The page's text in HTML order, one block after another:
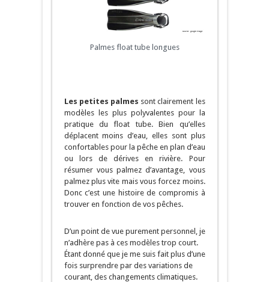
Palmes float tube longues
Les petites palmes sont clairement les
modèles les plus polyvalentes pour la
pratique du float tube. Bien qu’elles
déplacent moins d’eau, elles sont plus
confortables pour la pêche en plan d’eau
ou lors de dérives en rivière. Pour
résumer vous palmez d’avantage, vous
palmez plus vite mais vous forcez moins.
Donc c’est une histoire de compromis à
trouver en fonction de vos pêches.
D’un point de vue purement personnel, je
n’adhère pas à ces modèles trop court.
Étant donné que je me suis fait plus d’une
fois surprendre par des variations de
courant, des changements climatiques.